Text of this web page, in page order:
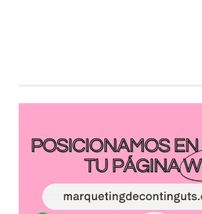
vídeo